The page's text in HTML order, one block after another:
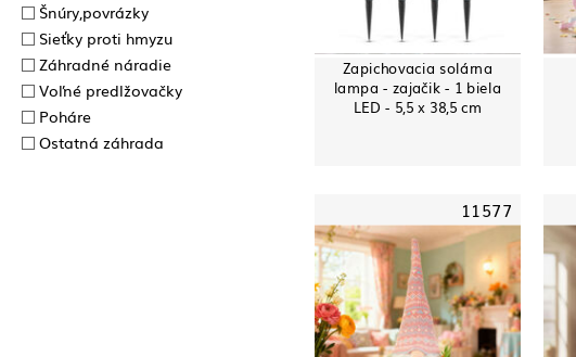
Šnúry,povrázky
Sieťky proti hmyzu
Záhradné náradie
Voľné predlžovačky
Poháre
Ostatná záhrada
Zapichovacia solárna
lampa - zajačik - 1 biela
LED - 5,5 x 38,5 cm
11577